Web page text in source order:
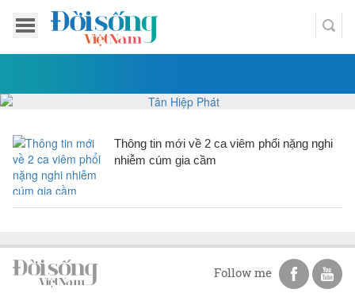
Thông tin mới về 2 ca viêm phổi nặng nghi
nhiễm cúm gia cầm
Follow me